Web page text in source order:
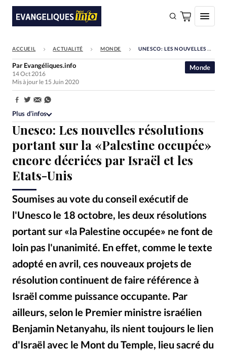
FAIRE UN DON
Faire un don
Société
Monde
Bible
Toute l'actualité
Se connecter
CHF
RUBRIQUES
Eglises
Liberté religieuse
Mission
Monde People Politique
Religions
Société
ACCUEIL ACTUALITÉ MONDE UNESCO: LES NOUVELLES RÉSOLUTIONS PORTANT SUR LA «PALESTINE OCCUPÉE» ENCORE DÉCRIÉES PAR ISRAËL ET LES ETATS-UNIS
Unesco: Les nouvelles résolutions
portant sur la «Palestine occupée»
encore décriées par Israël et les
Etats-Unis
Soumises au vote du conseil exécutif de
l'Unesco le 18 octobre, les deux résolutions
portant sur «la Palestine occupée» ne font de
loin pas l'unanimité. En effet, comme le texte
adopté en avril, ces nouveaux projets de
résolution continuent de faire référence à
Israël comme puissance occupante. Par
ailleurs, selon le Premier ministre israélien
Benjamin Netanyahu, ils nient toujours le lien
d'Israël avec le Mont du Temple, lieu sacré du
Monde
Par Evangéliques.info
14 Oct 2016
Mis à jour le 15 Juin 2020
Partager:
Plus d’infos